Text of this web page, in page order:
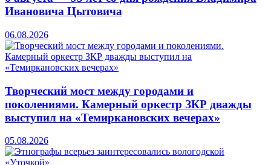
Ивановича Цытовича
06.08.2026
Творческий мост между городами и
поколениями. Камерный оркестр ЗКР дважды
выступил на «Темиркановских вечерах»
05.08.2026